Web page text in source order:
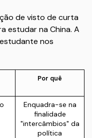
de visto de curta
estudar na China. A
nos
Por quê
Enquadra-se na
finalidade
"intercâmbios" da
política